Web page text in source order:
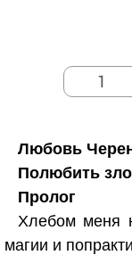
Любовь
Полюбить
Пролог
Хлебом меня
магии и